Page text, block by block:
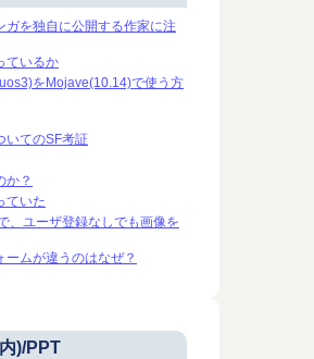
ガを独自に公開する作家に注
ているか
をMojave(10.14)で使う方
いてのSF考証
か？
ていた
、ユーザ登録なしでも画像を
ームが違うのはなぜ？
)/PPT